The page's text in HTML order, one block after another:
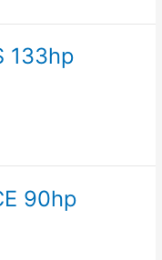
133hp
90hp